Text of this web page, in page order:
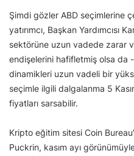
Şimdi gözler ABD seçimlerine
yatırımcı, Başkan Yardımcısı
sektörüne uzun vadede zarar
endişelerini hafifletmiş olsa da
dinamikleri uzun vadeli bir
seçimle ilgili dalgalanma 5
fiyatları sarsabilir.
Kripto eğitim sitesi Coin
Puckrin, kasım ayı